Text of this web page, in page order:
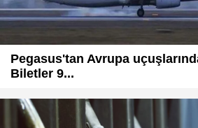
Pegasus'tan Avrupa
Biletler 9...